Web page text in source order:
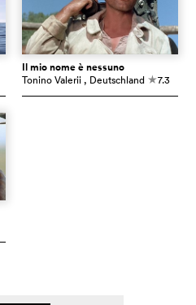
Il mio nome è nessuno
Tonino Valerii , Deutschland c7.3